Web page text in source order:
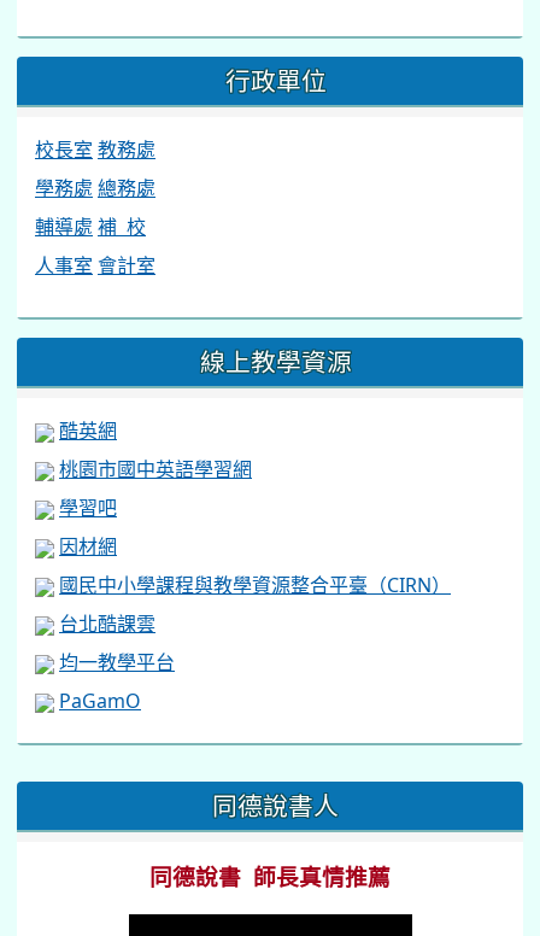
行政單位
校長室 教務處
學務處 總務處
輔導處 補 校
人事室 會計室
線上教學資源
酷英網
桃園市國中英語學習網
學習吧
因材網
國民中小學課程與教學資源整合平臺（CIRN）
台北酷課雲
均一教學平台
PaGamO
::: 同德說書人
同德說書 師長真情推薦